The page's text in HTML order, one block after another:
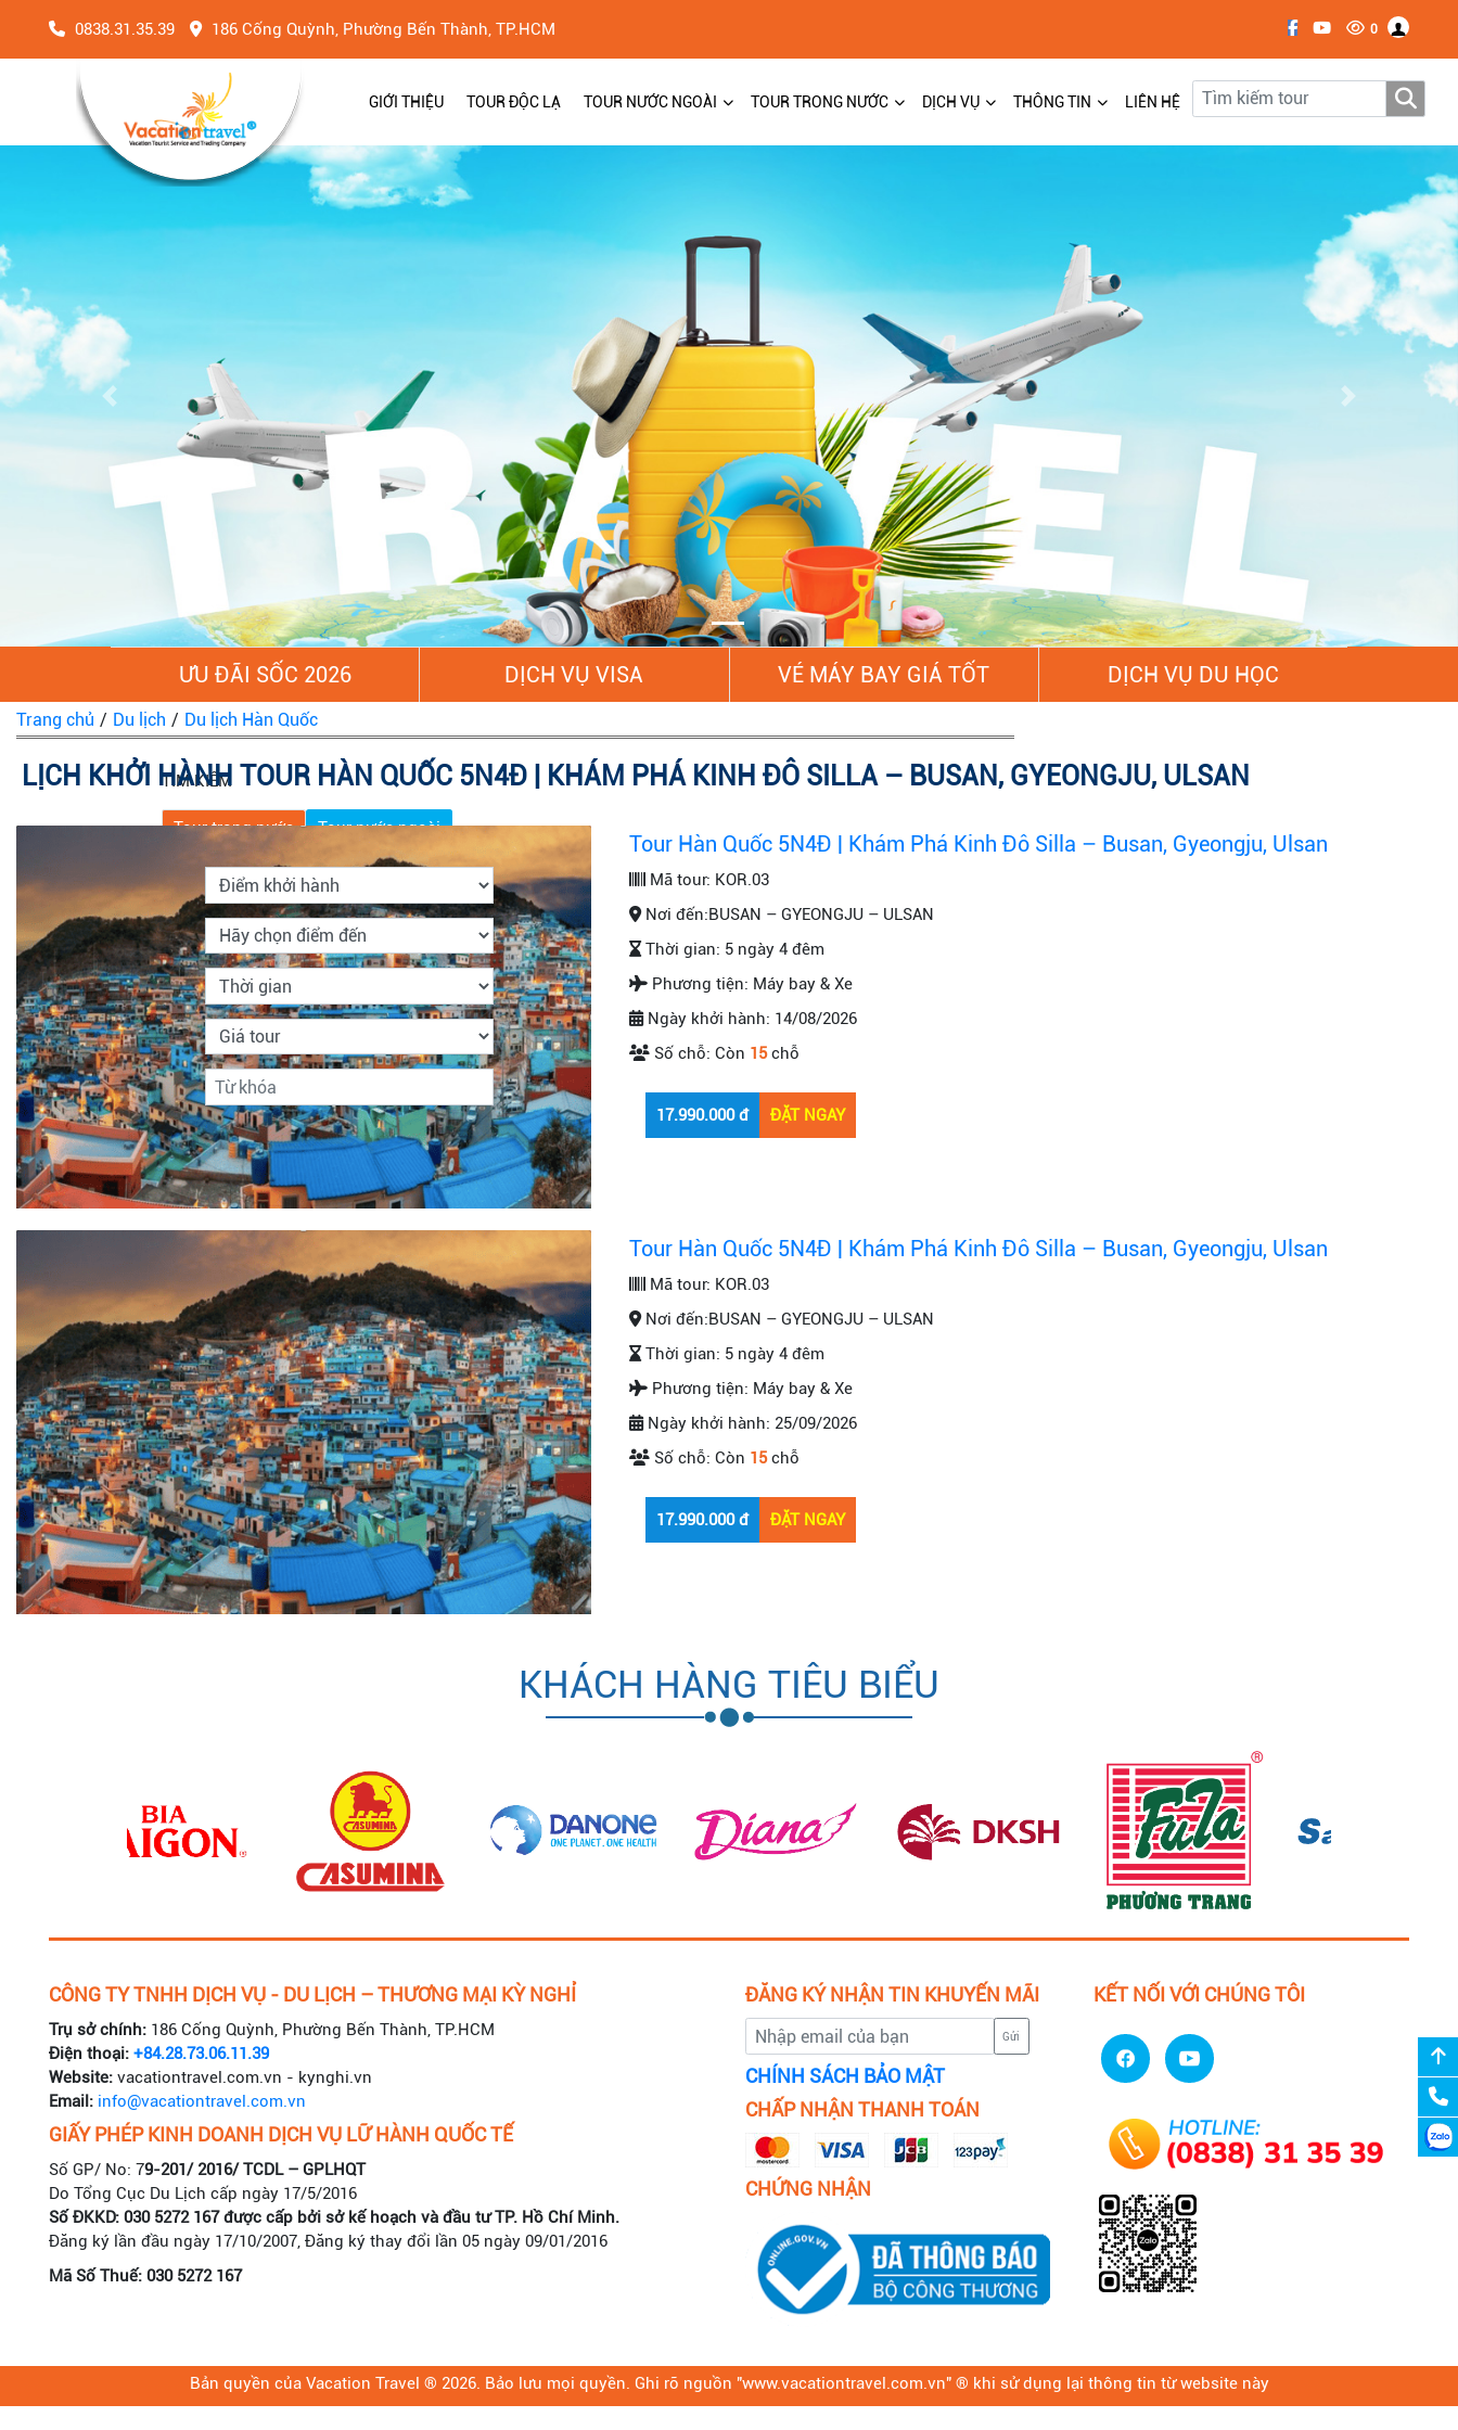
0838.31.35.39 186 Cống Quỳnh, Phường Bến Thành, TP.HCM 0
GIỚI THIỆU TOUR ĐỘC LẠ TOUR NƯỚC NGOÀI TOUR TRONG NƯỚC DỊCH VỤ THÔNG TIN LIÊN HỆ
Previous Next
TÌM KIẾM
Tour trong nước Tour nước ngoài
Tìm kiếm
ƯU ĐÃI SỐC 2026 DỊCH VỤ VISA VÉ MÁY BAY GIÁ TỐT DỊCH VỤ DU HỌC
Trang chủ / Du lịch / Du lịch Hàn Quốc
LỊCH KHỞI HÀNH TOUR HÀN QUỐC 5N4Đ | KHÁM PHÁ KINH ĐÔ SILLA – BUSAN, GYEONGJU, ULSAN
Tour Hàn Quốc 5N4Đ | Khám Phá Kinh Đô Silla – Busan, Gyeongju, Ulsan
Mã tour: KOR.03
Nơi đến:BUSAN – GYEONGJU – ULSAN
Thời gian: 5 ngày 4 đêm
Phương tiện: Máy bay & Xe
Ngày khởi hành: 14/08/2026
Số chỗ: Còn 15chỗ
Tour Hàn Quốc 5N4Đ | Khám Phá Kinh Đô Silla – Busan, Gyeongju, Ulsan
Mã tour: KOR.03
Nơi đến:BUSAN – GYEONGJU – ULSAN
Thời gian: 5 ngày 4 đêm
Phương tiện: Máy bay & Xe
Ngày khởi hành: 25/09/2026
Số chỗ: Còn 15chỗ
KHÁCH HÀNG TIÊU BIỂU
CÔNG TY TNHH DỊCH VỤ - DU LỊCH – THƯƠNG MẠI KỲ NGHỈ
Trụ sở chính: 186 Cống Quỳnh, Phường Bến Thành, TP.HCM
Điện thoại: +84.28.73.06.11.39
Website: vacationtravel.com.vn - kynghi.vn
Email: info@vacationtravel.com.vn
GIẤY PHÉP KINH DOANH DỊCH VỤ LỮ HÀNH QUỐC TẾ
Số GP/ No: 79-201/ 2016/ TCDL – GPLHQT
Do Tổng Cục Du Lịch cấp ngày 17/5/2016
Số ĐKKD: 030 5272 167 được cấp bởi sở kế hoạch và đầu tư TP. Hồ Chí Minh.
Đăng ký lần đầu ngày 17/10/2007, Đăng ký thay đổi lần 05 ngày 09/01/2016
Mã Số Thuế: 030 5272 167
ĐĂNG KÝ NHẬN TIN KHUYẾN MÃI
Gửi
CHÍNH SÁCH BẢO MẬT
CHẤP NHẬN THANH TOÁN
CHỨNG NHẬN
KẾT NỐI VỚI CHÚNG TÔI
Bản quyền của Vacation Travel ® 2026. Bảo lưu mọi quyền. Ghi rõ nguồn "www.vacationtravel.com.vn" ® khi sử dụng lại thông tin từ website này